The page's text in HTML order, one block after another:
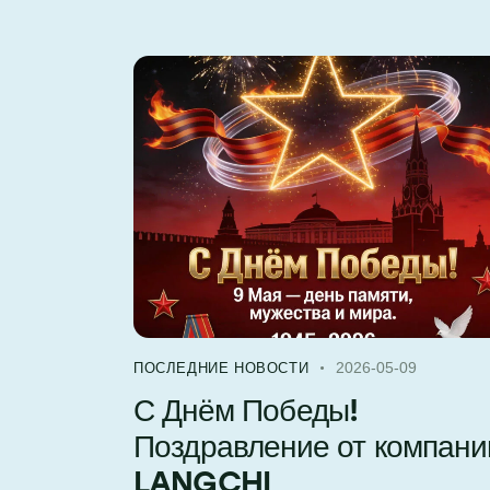
ПОСЛЕДНИЕ НОВОСТИ 2026-05-09
С Днём Победы!
Поздравление от